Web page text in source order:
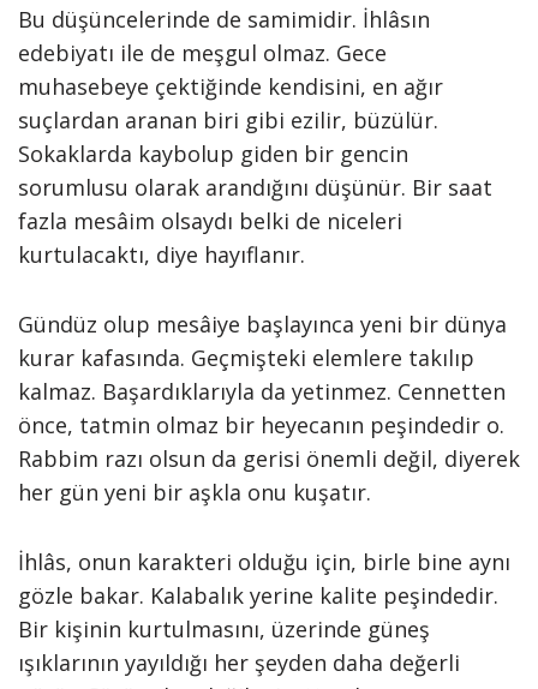
Bu düşüncelerinde de samimidir. İhlâsın
edebiyatı ile de meşgul olmaz. Gece
muhasebeye çektiğinde kendisini, en ağır
suçlardan aranan biri gibi ezilir, büzülür.
Sokaklarda kaybolup giden bir gencin
sorumlusu olarak arandığını düşünür. Bir saat
fazla mesâim olsaydı belki de niceleri
kurtulacaktı, diye hayıflanır.
Gündüz olup mesâiye başlayınca yeni bir dünya
kurar kafasında. Geçmişteki elemlere takılıp
kalmaz. Başardıklarıyla da yetinmez. Cennetten
önce, tatmin olmaz bir heyecanın peşindedir o.
Rabbim razı olsun da gerisi önemli değil, diyerek
her gün yeni bir aşkla onu kuşatır.
İhlâs, onun karakteri olduğu için, birle bine aynı
gözle bakar. Kalabalık yerine kalite peşindedir.
Bir kişinin kurtulmasını, üzerinde güneş
ışıklarının yayıldığı her şeyden daha değerli